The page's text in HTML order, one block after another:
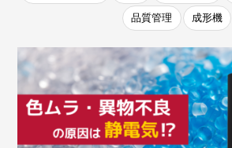
品質管理 成形機